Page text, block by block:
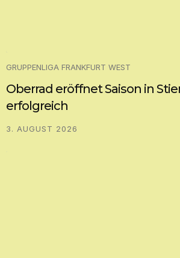
GRUPPENLIGA FRANKFURT WEST
Oberrad eröffnet Saison in
erfolgreich
3. AUGUST 2026